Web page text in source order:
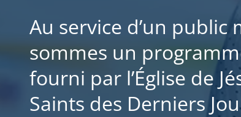
Au service d’un public
sommes un
fourni par l’Église de
Saints des Derniers